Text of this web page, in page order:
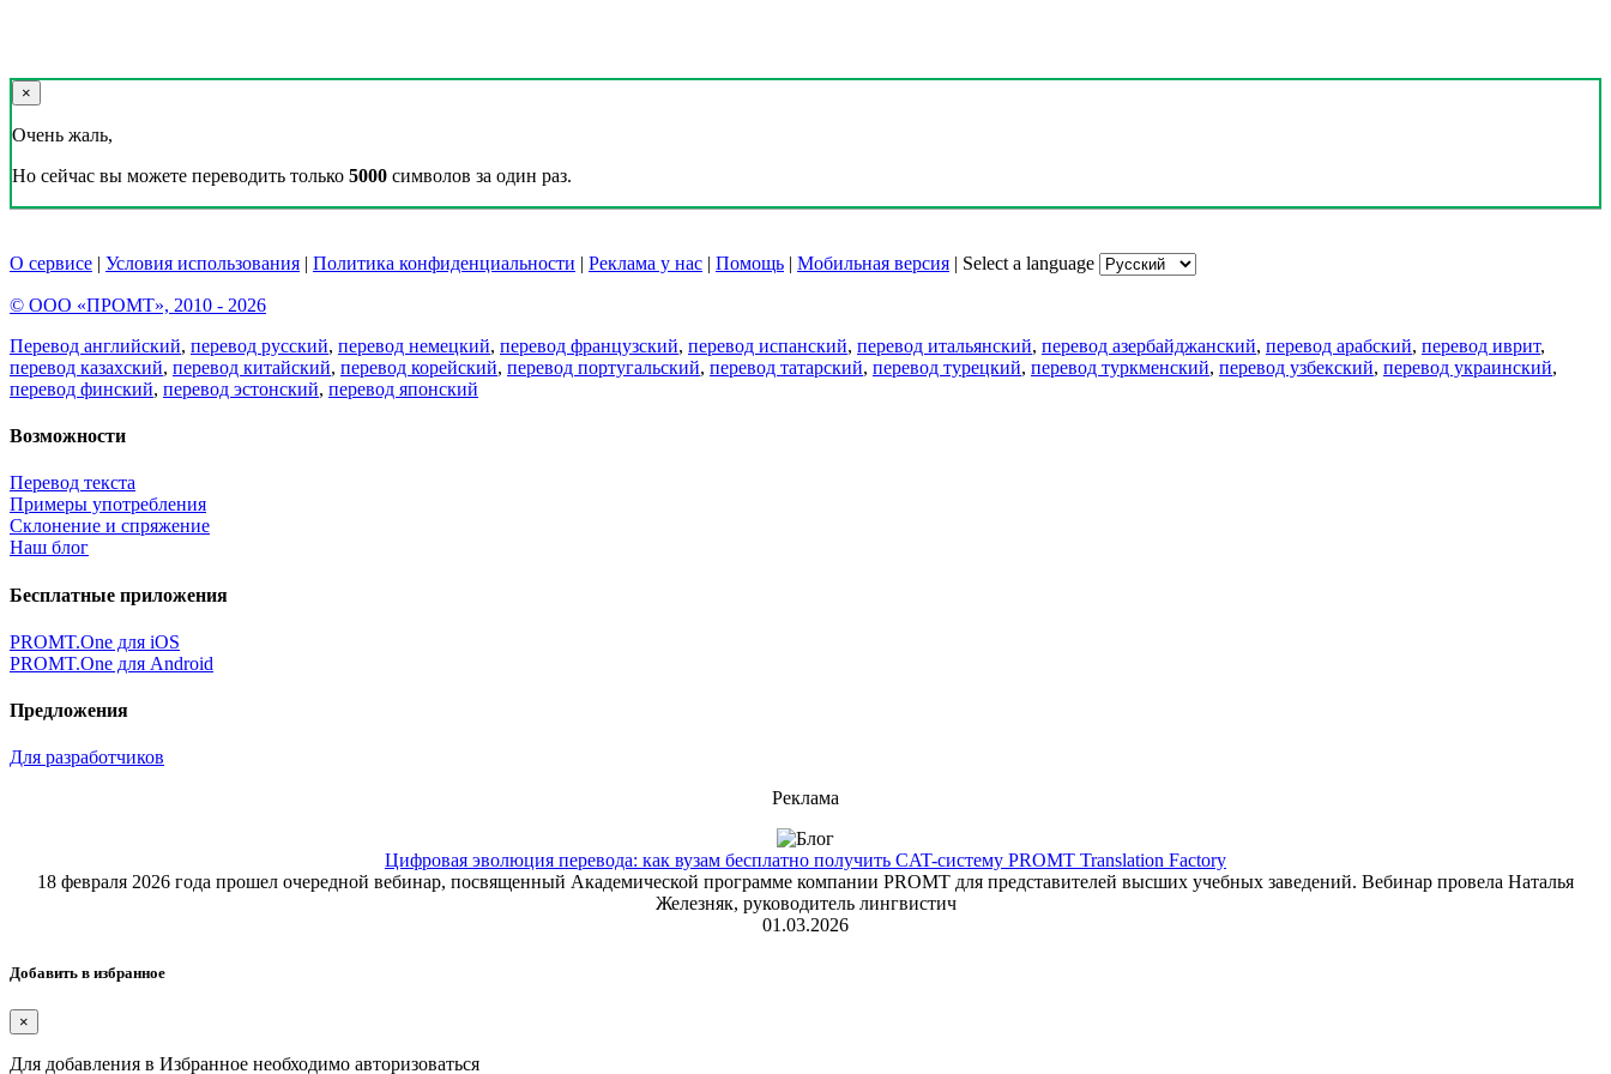
×
Очень жаль,
Но сейчас вы можете переводить только 5000 символов за один раз.
О сервисе | Условия использования | Политика конфиденциальности | Реклама у нас | Помощь | Мобильная версия | Select a language
© ООО «ПРОМТ», 2010 - 2026
Перевод английский, перевод русский, перевод немецкий, перевод французский, перевод испанский, перевод итальянский, перевод азербайджанский, перевод арабский, перевод иврит,
перевод казахский, перевод китайский, перевод корейский, перевод португальский, перевод татарский, перевод турецкий, перевод туркменский, перевод узбекский, перевод украинский,
перевод финский, перевод эстонский, перевод японский
Возможности
Перевод текста
Примеры употребления
Склонение и спряжение
Наш блог
Бесплатные приложения
PROMT.One для iOS
PROMT.One для Android
Предложения
Для разработчиков
Реклама
Цифровая эволюция перевода: как вузам бесплатно получить CAT-систему PROMT Translation Factory
18 февраля 2026 года прошел очередной вебинар, посвященный Академической программе компании PROMT для представителей высших учебных заведений. Вебинар провела Наталья
Железняк, руководитель лингвистич
01.03.2026
Добавить в избранное
×
Для добавления в Избранное необходимо авторизоваться